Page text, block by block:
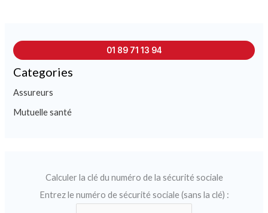
01 89 71 13 94
Categories
Assureurs
Mutuelle santé
Calculer la clé du numéro de la sécurité sociale
Entrez le numéro de sécurité sociale (sans la clé) :